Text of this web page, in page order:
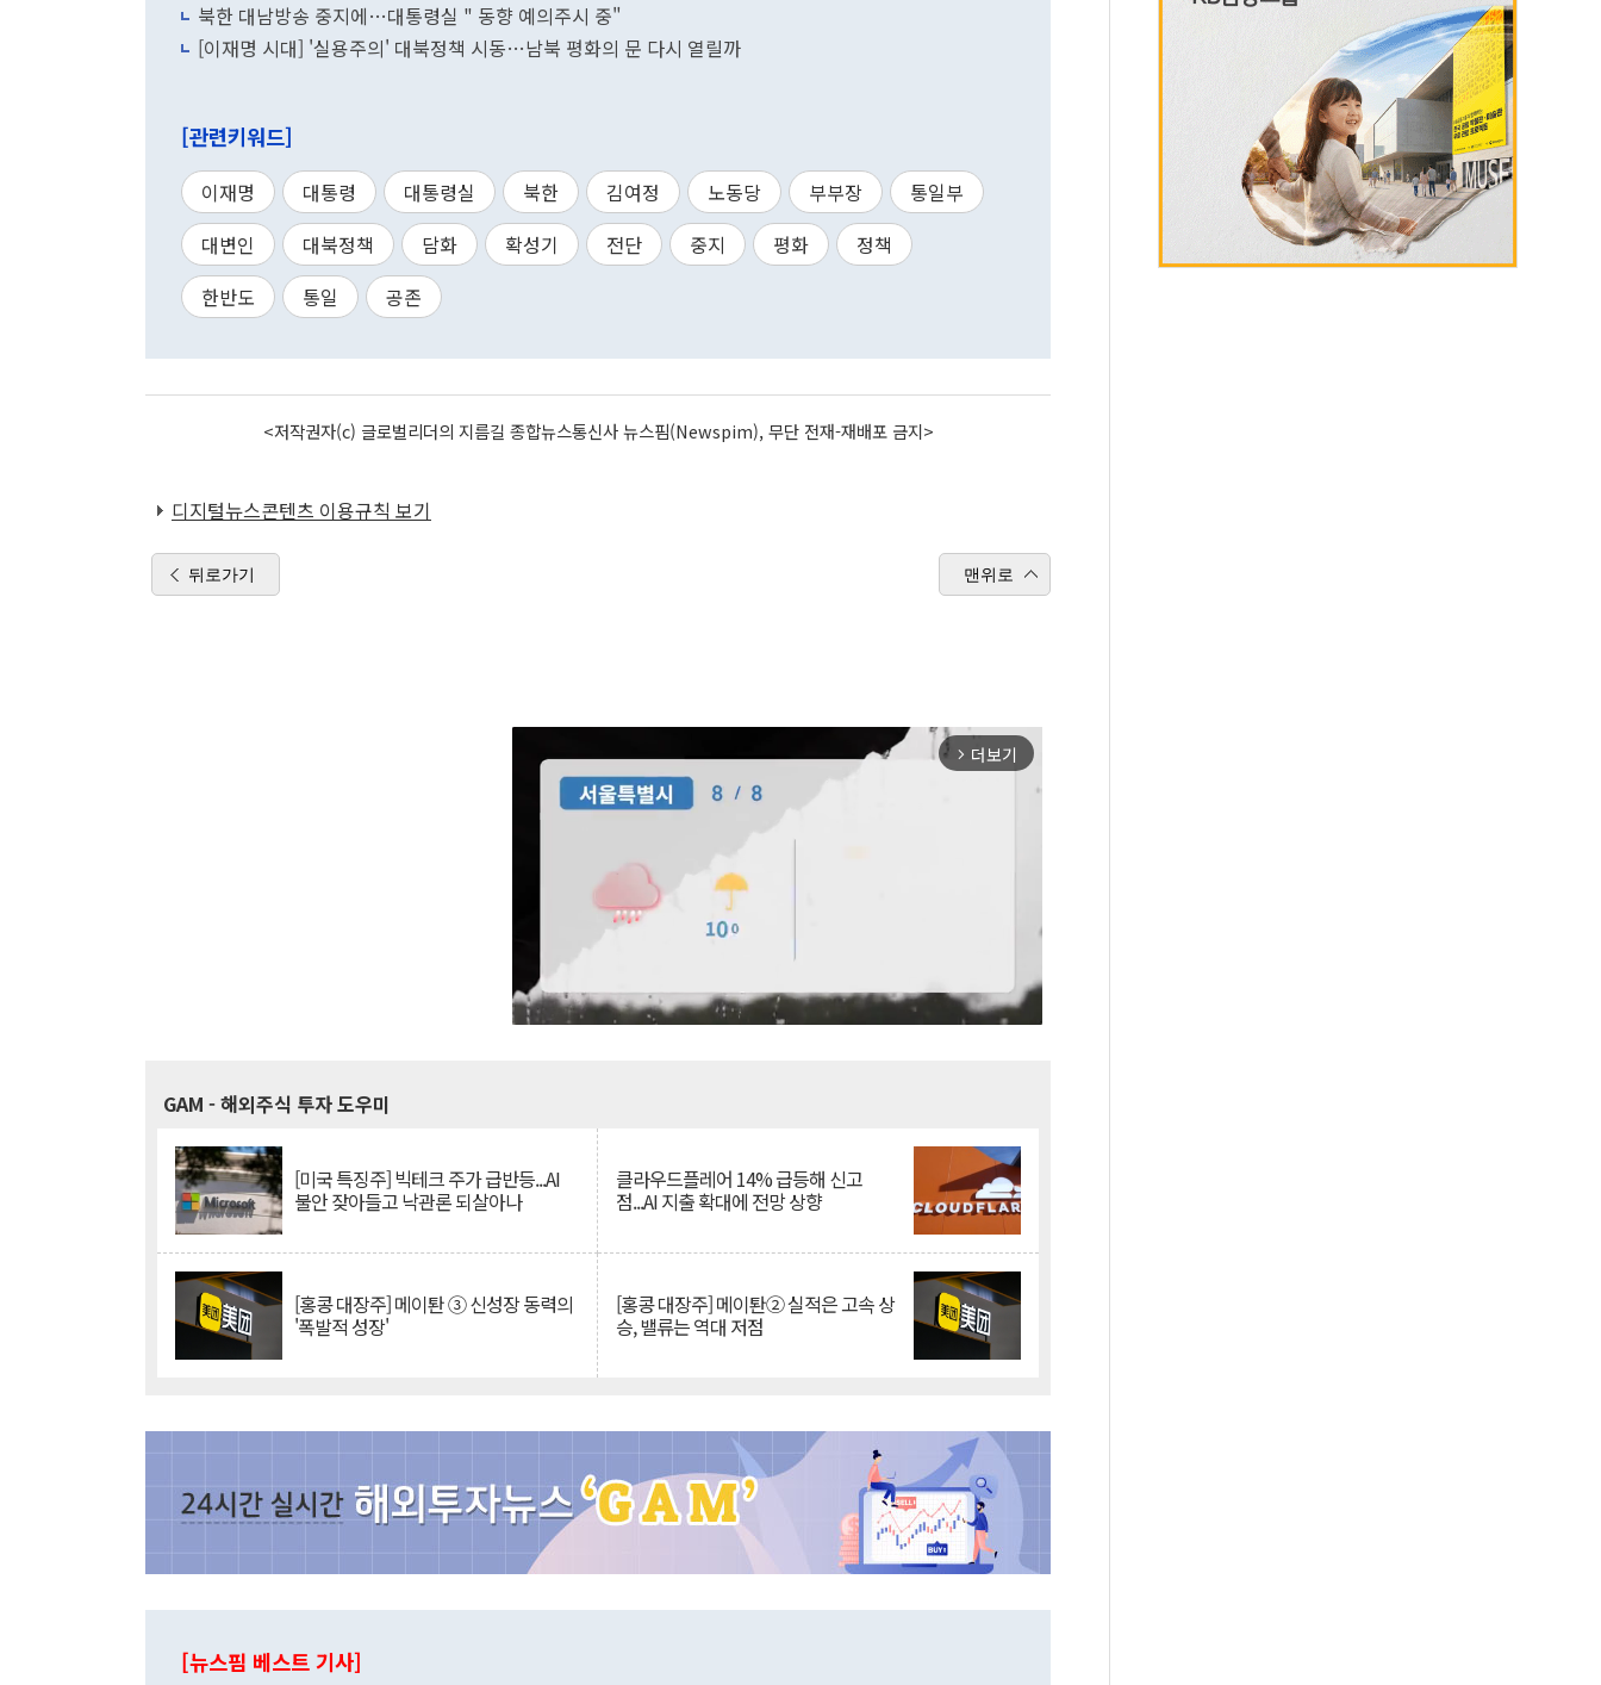
북한 대남방송 중지에…대통령실 " 동향 예의주시 중"
[이재명 시대] '실용주의' 대북정책 시동…남북 평화의 문 다시 열릴까
[관련키워드]
이재명 대통령 대통령실 북한 김여정 노동당 부부장
통일부
대변인
대북정책 담화 확성기 전단 중지 평화
정책
한반도
통일 공존
<저작권자(c) 글로벌리더의 지름길 종합뉴스통신사 뉴스핌(Newspim), 무단 전재-재배포 금지>
디지털뉴스콘텐츠 이용규칙 보기
뒤로가기 맨위로
arrow_forward_ios 더보기
GAM - 해외주식 투자 도우미
[미국 특징주] 빅테크 주가 급반등...AI
불안 잦아들고 낙관론 되살아나
클라우드플레어 14% 급등해 신고
점...AI 지출 확대에 전망 상향
[홍콩 대장주] 메이퇀 ③ 신성장 동력의
'폭발적 성장'
[홍콩 대장주] 메이퇀② 실적은 고속 상
승, 밸류는 역대 저점
[뉴스핌 베스트 기사]